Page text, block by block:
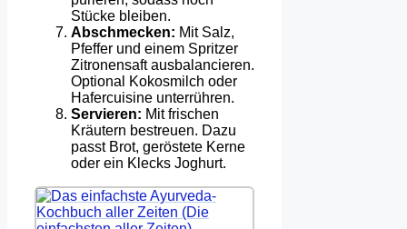
Stücke bleiben.
Abschmecken: Mit Salz,
Pfeffer und einem Spritzer
Zitronensaft ausbalancieren.
Optional Kokosmilch oder
Hafercuisine unterrühren.
Servieren: Mit frischen
Kräutern bestreuen. Dazu
passt Brot, geröstete Kerne
oder ein Klecks Joghurt.